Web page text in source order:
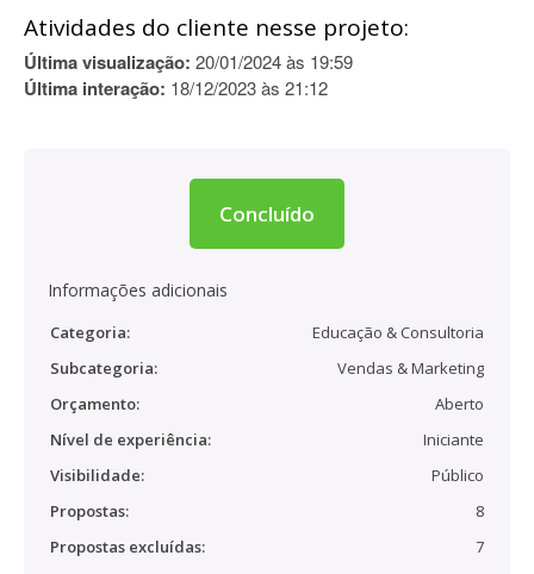
Atividades do cliente nesse projeto:
Última visualização: 20/01/2024 às 19:59
Última interação: 18/12/2023 às 21:12
Concluído
Informações adicionais
Categoria:
Educação & Consultoria
Subcategoria:
Vendas & Marketing
Orçamento:
Aberto
Nível de experiência:
Iniciante
Visibilidade:
Público
Propostas:
8
Propostas excluídas:
7